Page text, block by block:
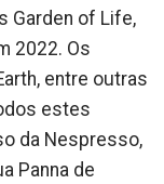
Garden of Life,
2022. Os
entre outras
estes
da Nespresso,
Panna de